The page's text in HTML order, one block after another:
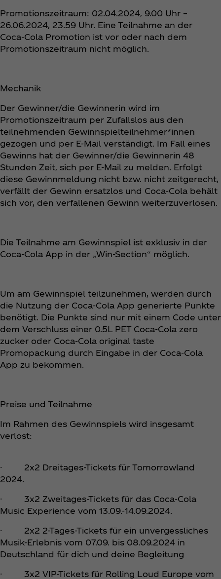
Promotionszeitraum: 02.04.2024, 9.00 Uhr –
26.06.2024, 23.59 Uhr. Eine Teilnahme an der
Coca‑Cola Promotion ist vor oder nach dem
Promotionszeitraum nicht möglich.
Mechanik
Der Gewinner/die Gewinnerin wird im
Promotionszeitraum per Zufallslos aus den
teilnehmenden Gewinnspielteilnehmer*innen
gezogen und per E-Mail verständigt. Im Fall eines
Gewinns hat der Gewinner/die Gewinnerin 48
Stunden Zeit, sich per E-Mail zu melden. Erfolgt
diese Gewinnmeldung nicht bzw. nicht zeitgerecht,
verfällt der Gewinn ersatzlos und Coca‑Cola behält
sich vor, den verfallenen Gewinn weiterzuverlosen.
Die Teilnahme am Gewinnspiel ist exklusiv in der
Coca‑Cola App in der „Win-Section“ möglich.
Um am Gewinnspiel teilzunehmen, werden durch
die Nutzung der Coca‑Cola App generierte Punkte
benötigt. Die Punkte sind nur mit einem Code unter
dem Verschluss einer 0.5L PET Coca‑Cola zero
zucker oder Coca‑Cola original taste
Promopackung durch Eingabe in der Coca‑Cola
App zu bekommen.
Preise und Teilnahme
Im Rahmen des Gewinnspiels wird insgesamt
verlost:
· 2x2 Dreitages-Tickets für Tomorrowland
2024.
· 3x2 Zweitages-Tickets für das Coca‑Cola
Music Experience vom 13.09.-14.09.2024.
· 2x2 2-Tages-Tickets für ein unvergessliches
Musik-Erlebnis vom 07.09. bis 08.09.2024 in
Deutschland für dich und deine Begleitung
· 3x2 VIP-Tickets für Rolling Loud Europe vom